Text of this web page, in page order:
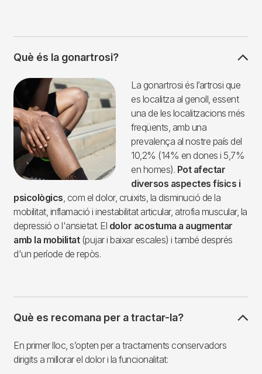
Què és la gonartrosi?
Imagen
La gonartrosi és l’artrosi que
es localitza al genoll, essent
una de les localitzacions més
freqüents, amb una
prevalença al nostre país del
10,2% (14% en dones i 5,7%
en homes). Pot afectar
diversos aspectes físics i
psicològics , com el dolor, cruixits, la disminució de la
mobilitat, inflamació i inestabilitat articular, atrofia muscular, la
depressió o l'ansietat. El dolor acostuma a augmentar
amb la mobilitat(pujar i baixar escales) i també després
d'un període de repòs.
Què es recomana per a tractar-la?
En primer lloc, s’opten per a tractaments conservadors
dirigits a millorar el dolor i la funcionalitat: